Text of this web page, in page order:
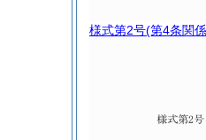
様式第2号(第4条関